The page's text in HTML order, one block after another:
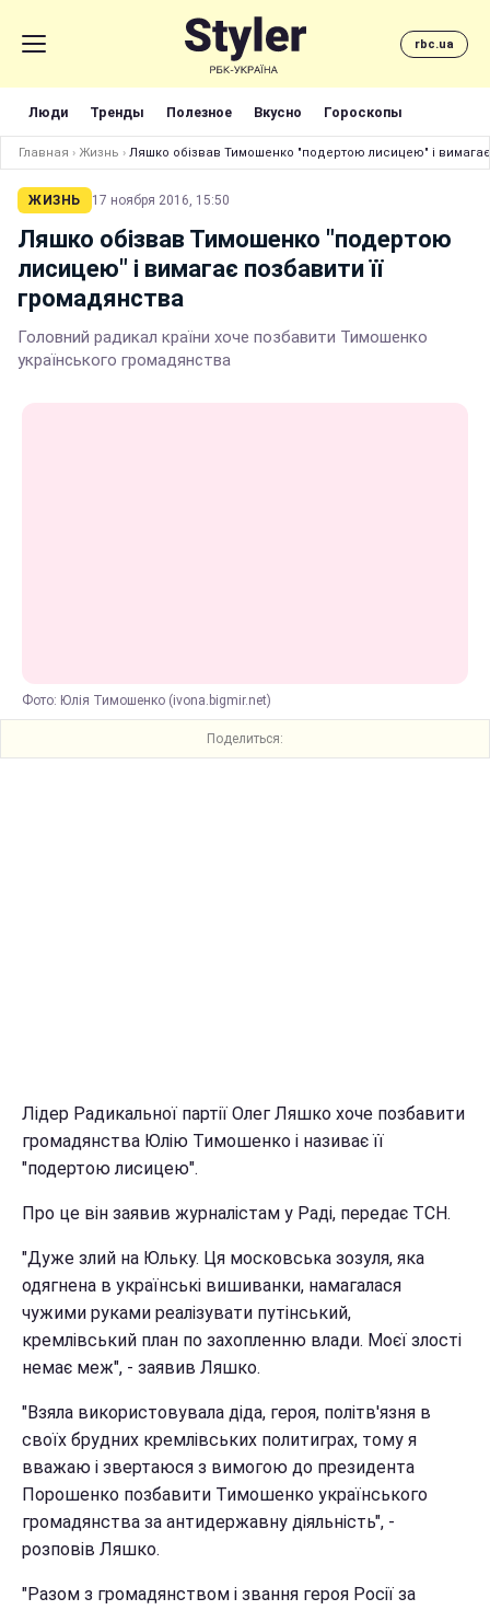
rbc.ua
Люди Тренды Полезное Вкусно Гороскопы
Главная › Жизнь › Ляшко обізвав Тимошенко "подертою лисицею" і вимагає
ЖИЗНЬ 17 ноября 2016, 15:50
Ляшко обізвав Тимошенко "подертою
лисицею" і вимагає позбавити її
громадянства
Головний радикал країни хоче позбавити Тимошенко
українського громадянства
Фото: Юлія Тимошенко (ivona.bigmir.net)
Поделиться:
Лідер Радикальної партії Олег Ляшко хоче позбавити
громадянства Юлію Тимошенко і називає її
"подертою лисицею".
Про це він заявив журналістам у Раді, передає ТСН.
"Дуже злий на Юльку. Ця московська зозуля, яка
одягнена в українські вишиванки, намагалася
чужими руками реалізувати путінський,
кремлівський план по захопленню влади. Моєї злості
немає меж", - заявив Ляшко.
"Взяла використовувала діда, героя, політв'язня в
своїх брудних кремлівських политиграх, тому я
вважаю і звертаюся з вимогою до президента
Порошенко позбавити Тимошенко українського
громадянства за антидержавну діяльність", -
розповів Ляшко.
"Разом з громадянством і звання героя Росії за